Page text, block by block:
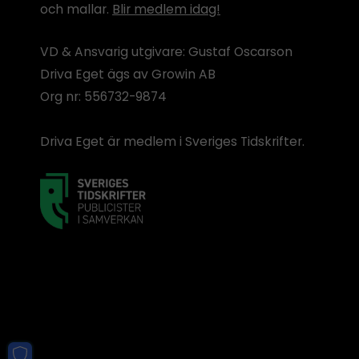
och mallar. Blir medlem idag!
VD & Ansvarig utgivare: Gustaf Oscarson
Driva Eget ägs av Growin AB
Org nr: 556732-9874
Driva Eget är medlem i Sveriges Tidskrifter.